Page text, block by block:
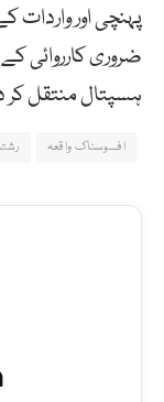
پہنچی اور واردات
ضروری کارروائی
ہسپتال منتقل کر
افسوسناک واقعہ